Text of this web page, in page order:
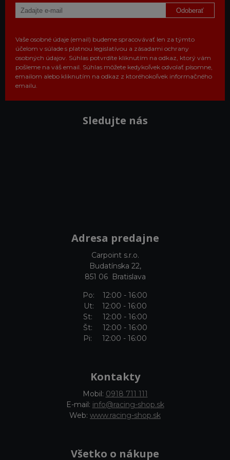
Odoberať
Vaše osobné údaje (email) budeme spracovávať len za týmto
účelom v súlade s platnou legislatívou a zásadami ochrany
osobných údajov. Súhlas potvrdíte kliknutím na odkaz, ktorý vám
pošleme na váš email. Súhlas môžete kedykoľvek odvolať písomne,
emailom alebo kliknutím na odkaz z ktoréhokoľvek informačného
emailu.
Sledujte nás
Adresa predajne
Carpoint s.r.o.
Budatínska 22,
851 06 Bratislava
Po: 12:00 - 16:00
Ut: 12:00 - 16:00
St: 12:00 - 16:00
Št: 12:00 - 16:00
Pi: 12:00 - 16:00
Kontakty
Mobil: 0918 711 111
E-mail: info@racing-shop.sk
Web: www.racing-shop.sk
Všetko o nákupe